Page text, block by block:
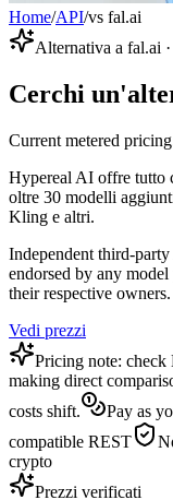
Home/API/vs fal.ai
Alternativa a fal.ai
Cerchi
Current metered
Hypereal AI offre
oltre 30 modelli
Kling e altri.
Independent third-
endorsed by any
their respective owners.
Vedi prezzi
Pricing note:
making direct
costs shift.
Pay as
compatible REST
crypto
Prezzi verificati